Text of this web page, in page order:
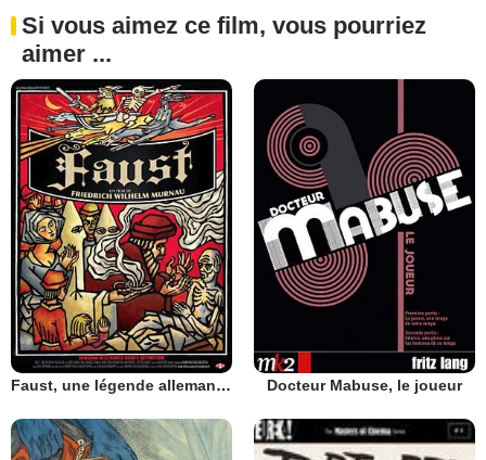
Si vous aimez ce film, vous pourriez
aimer ...
Faust, une légende allemande Docteur Mabuse, le joueur